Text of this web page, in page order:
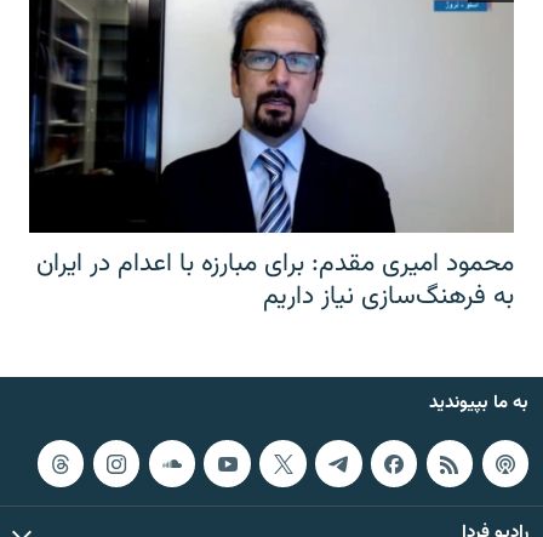
محمود امیری مقدم: برای مبارزه با اعدام در ایران
به فرهنگ‌سازی نیاز داریم
به ما بپیوندید